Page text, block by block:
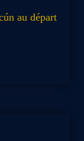
au départ